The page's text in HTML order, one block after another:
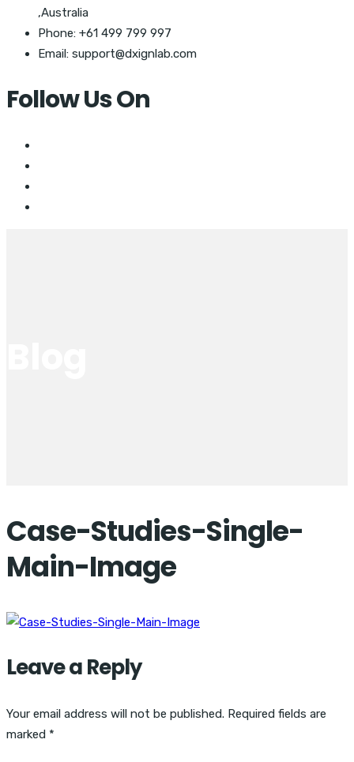
,Australia
Phone: +61 499 799 997
Email: support@dxignlab.com
Follow Us On
Case-Studies-Single-
Main-Image
Leave a Reply
Your email address will not be published. Required fields are
marked *